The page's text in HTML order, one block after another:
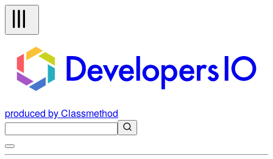
produced by Classmethod